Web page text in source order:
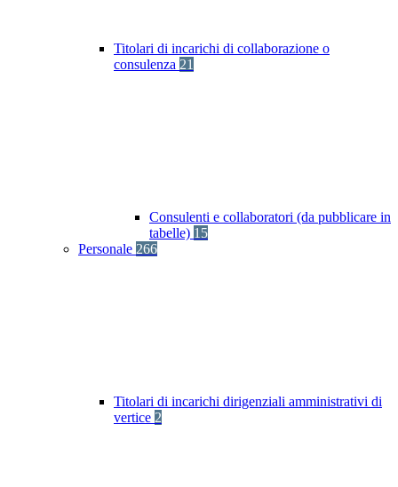
Titolari di incarichi di collaborazione o
consulenza 21
Consulenti e collaboratori (da pubblicare in
tabelle) 15
Personale 266
Titolari di incarichi dirigenziali amministrativi di
vertice 2